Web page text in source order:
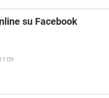
su Facebook